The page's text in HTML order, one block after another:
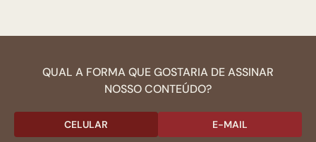
QUAL A FORMA QUE GOSTARIA DE ASSINAR
NOSSO CONTEÚDO?
CELULAR E-MAIL